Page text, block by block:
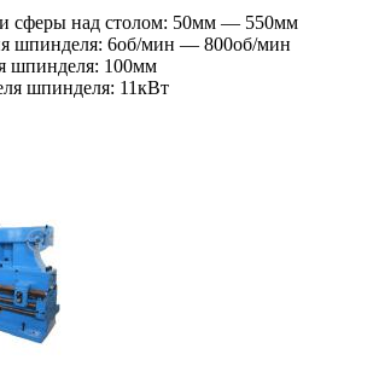
сферы над столом: 50мм — 550мм
шпинделя: 6об/мин — 800об/мин
шпинделя: 100мм
шпинделя: 11кВт